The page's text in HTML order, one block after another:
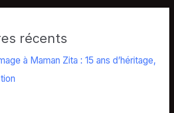
récents
à Maman Zita : 15 ans d’héritage,